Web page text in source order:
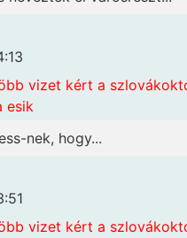
vizet kért a
esik
nek, hogy...
vizet kért a